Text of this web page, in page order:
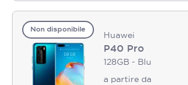
Non disponibile Huawei
P40 Pro
128GB - Blu
a partire da